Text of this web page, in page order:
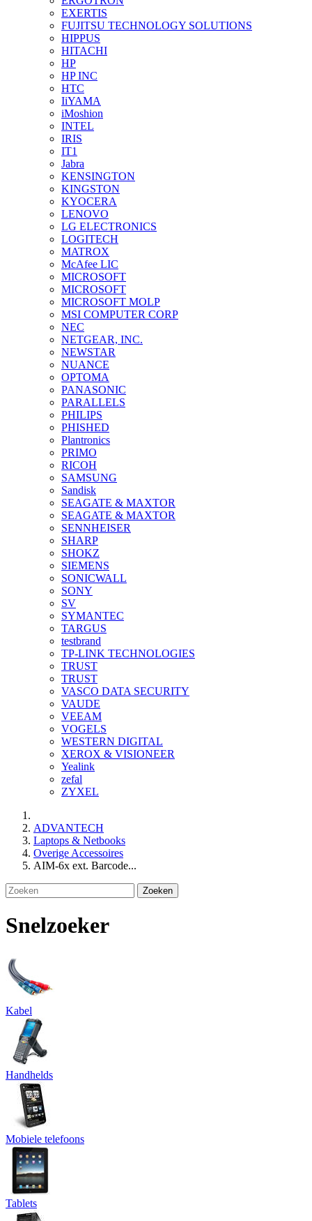
EXERTIS
FUJITSU TECHNOLOGY SOLUTIONS
HIPPUS
HITACHI
HP
HP INC
HTC
IiYAMA
iMoshion
INTEL
IRIS
IT1
Jabra
KENSINGTON
KINGSTON
KYOCERA
LENOVO
LG ELECTRONICS
LOGITECH
MATROX
McAfee LIC
MICROSOFT
MICROSOFT
MICROSOFT MOLP
MSI COMPUTER CORP
NEC
NETGEAR, INC.
NEWSTAR
NUANCE
OPTOMA
PANASONIC
PARALLELS
PHILIPS
PHISHED
Plantronics
PRIMO
RICOH
SAMSUNG
Sandisk
SEAGATE & MAXTOR
SEAGATE & MAXTOR
SENNHEISER
SHARP
SHOKZ
SIEMENS
SONICWALL
SONY
SV
SYMANTEC
TARGUS
testbrand
TP-LINK TECHNOLOGIES
TRUST
TRUST
VASCO DATA SECURITY
VAUDE
VEEAM
VOGELS
WESTERN DIGITAL
XEROX & VISIONEER
Yealink
zefal
ZYXEL
ADVANTECH
Laptops & Netbooks
Overige Accessoires
AIM-6x ext. Barcode...
Zoeken
Snelzoeker
Kabel
Handhelds
Mobiele telefoons
Tablets